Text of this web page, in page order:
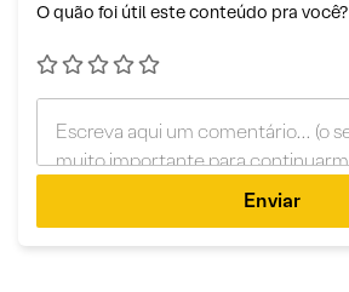
O quão foi útil este conteúdo pra você?
Enviar